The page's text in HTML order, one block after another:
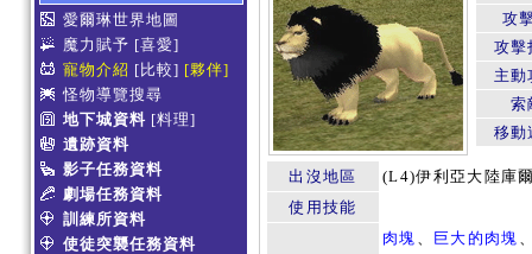
愛爾琳世界地圖
魔力賦予 [喜愛]
寵物介紹 [比較] [夥伴]
怪物導覽搜尋
地下城資料 [料理]
遺跡資料
影子任務資料
劇場任務資料
訓練所資料
使徒突襲任務資料
攻
攻擊
主動
索
移動
出沒地區
(L4)伊利亞大陸庫
使用技能
肉塊 、 巨大的肉塊